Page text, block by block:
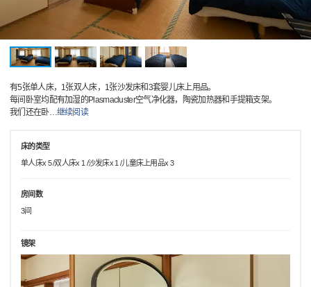
有5张单人床，1张双人床，1张沙发床和3套婴儿床上用品。
每间卧室均配有加湿的Plasmacluster空气净化器，陶瓷加热器和手提箱支架。
我们还在卧… 继续阅读
床的类型
单人床x 5 /双人床x 1 /沙发床x 1 /儿童床上用品x 3
房间数
3间
镜架